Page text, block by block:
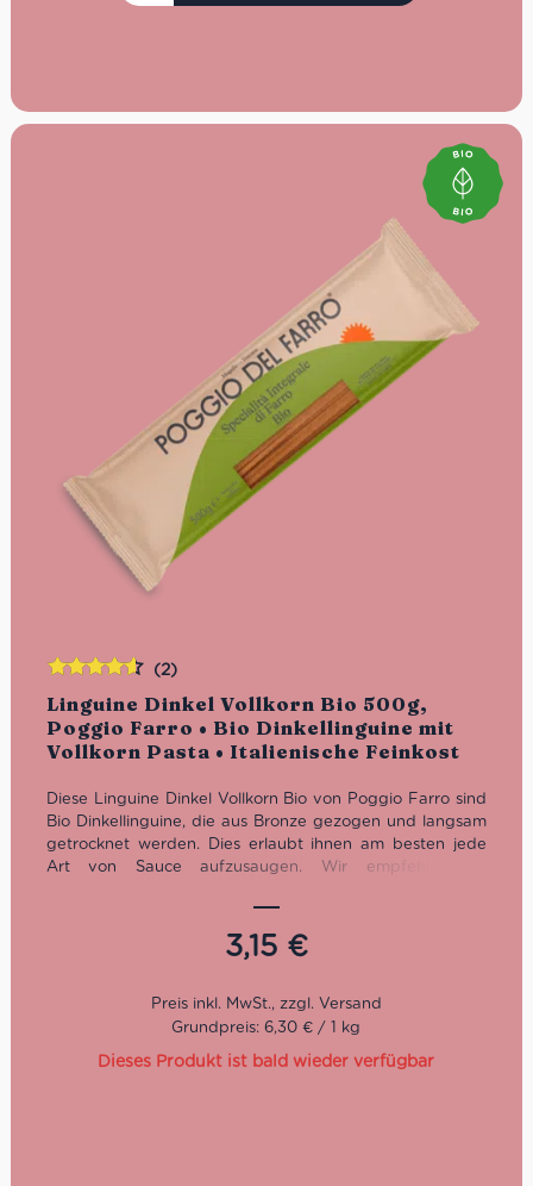
Linguine Dinkel Vollkorn Bio 500g,
Poggio Farro • Bio Dinkellinguine mit
Vollkorn Pasta • Italienische Feinkost
(2)
Diese Linguine Dinkel Vollkorn Bio von Poggio Farro sind
Bio Dinkellinguine, die aus Bronze gezogen und langsam
getrocknet werden. Dieserlaubt ihnen am besten jede
Art von Sauce aufzusaugen. Wir empfehlen sie
wahrer Genuss für den Gaumen, die Qualität
und auch das Territorium.
Packung: 500 g
3,15 €
mit4.50
von 5
Grundpreis: 6,30 € / 1 kg
Dieses Produkt ist bald wieder verfügbar